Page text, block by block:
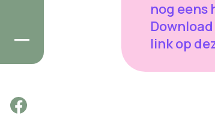
nog eens
link op